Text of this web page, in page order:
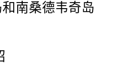
南桑德韦奇岛